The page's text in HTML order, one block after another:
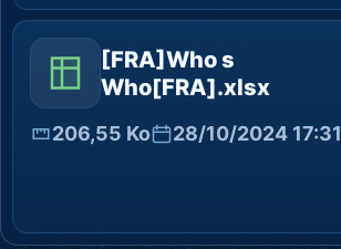
[FRA]Who s
Who[FRA].xlsx
206,55 Ko 28/10/2024 17:31